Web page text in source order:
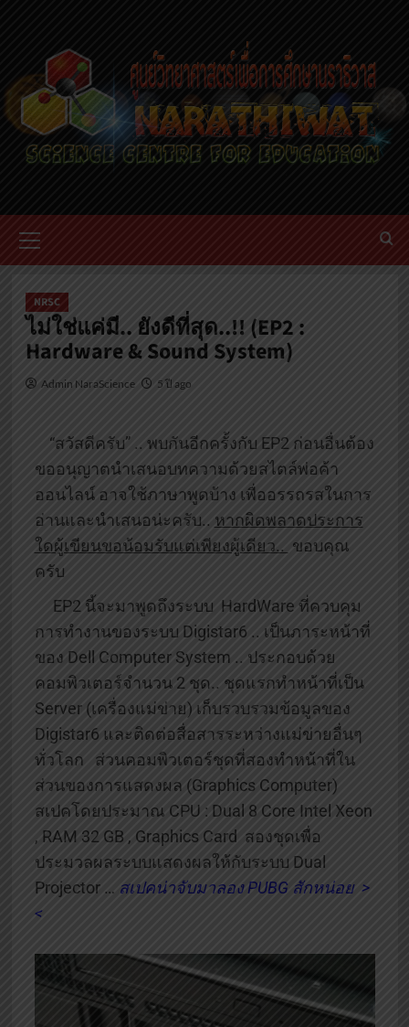
NRSC
ไม่ใช่แค่มี.. ยังดีที่สุด..!! (EP2 :
Hardware & Sound System)
Admin NaraScience 5 ปี ago
“สวัสดีครับ” .. พบกันอีกครั้งกับ EP2 ก่อนอื่นต้อง
ขออนุญาตนำเสนอบทความด้วยสไตล์พ่อค้า
ออนไลน์ อาจใช้ภาษาพูดบ้าง เพื่ออรรถรสในการ
อ่านและนำเสนอน่ะครับ.. หากผิดพลาดประการ
ใดผู้เขียนขอน้อมรับแต่เพียงผู้เดียว.. ขอบคุณ
ครับ
EP2 นี้จะมาพูดถึงระบบ HardWare ที่ควบคุม
การทำงานของระบบ Digistar6 .. เป็นภาระหน้าที่
ของ Dell Computer System .. ประกอบด้วย
คอมพิวเตอร์จำนวน 2 ชุด.. ชุดแรกทำหน้าที่เป็น
Server (เครื่องแม่ข่าย) เก็บรวบรวมข้อมูลของ
Digistar6 และติดต่อสื่อสารระหว่างแม่ข่ายอื่นๆ
ทั่วโลก ส่วนคอมพิวเตอร์ชุดที่สองทำหน้าที่ใน
ส่วนของการแสดงผล (Graphics Computer)
สเปคโดยประมาณ CPU : Dual 8 Core Intel Xeon
, RAM 32 GB , Graphics Card สองชุดเพื่อ
ประมวลผลระบบแสดงผลให้กับระบบ Dual
Projector … สเปคน่าจับมาลอง PUBG สักหน่อย >
<